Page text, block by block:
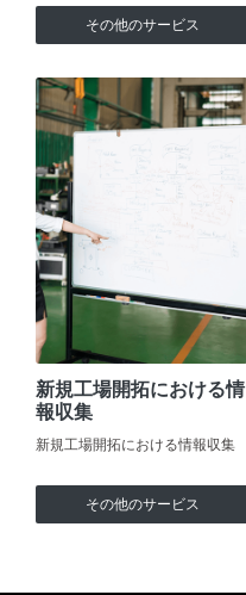
その他のサービス
新規工場開拓における情
報収集
新規工場開拓における情報収集
その他のサービス